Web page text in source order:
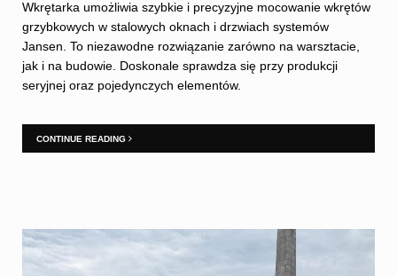
Wkrętarka umożliwia szybkie i precyzyjne mocowanie wkrętów
grzybkowych w stalowych oknach i drzwiach systemów
Jansen. To niezawodne rozwiązanie zarówno na warsztacie,
jak i na budowie. Doskonale sprawdza się przy produkcji
seryjnej oraz pojedynczych elementów.
CONTINUE READING